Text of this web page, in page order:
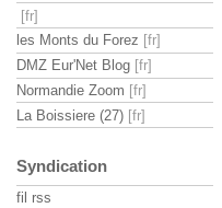
les Monts du Forez
DMZ Eur'Net Blog
Normandie Zoom
La Boissiere (27)
Syndication
fil rss